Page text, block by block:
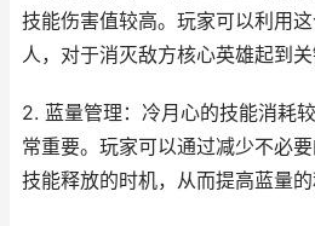
技能伤害值较高。玩家可以利用
人，对于消灭敌方核心英雄起到关
2. 蓝量管理：冷月心的技能消耗
常重要。玩家可以通过减少不必
技能释放的时机，从而提高蓝量的